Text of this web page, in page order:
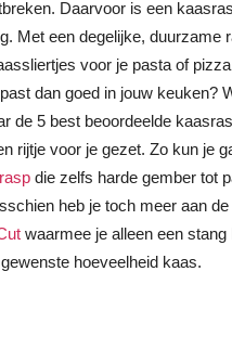
Daarvoor is een
Met een degelijke, duurzame
voor je pasta of
dan goed in jouw keuken?
de 5 best beoordeelde
rijtje voor je gezet. Zo kun je
die zelfs harde gember tot
heb je toch meer aan
waarmee je alleen een stang
hoeveelheid kaas.